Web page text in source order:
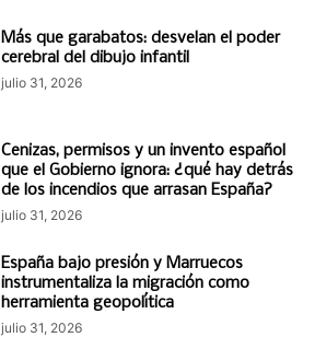
Más que garabatos: desvelan el poder
cerebral del dibujo infantil
julio 31, 2026
Cenizas, permisos y un invento español
que el Gobierno ignora: ¿qué hay detrás
de los incendios que arrasan España?
julio 31, 2026
España bajo presión y Marruecos
instrumentaliza la migración como
herramienta geopolítica
julio 31, 2026